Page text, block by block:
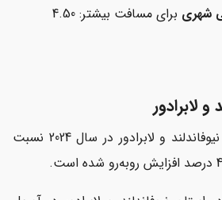
شهری
برای مسافت بیشتر: 4.50
و لابرادور
وضعیت اشتغال استان نیوفاندلند و لابرادور در سال 2024 نسبت